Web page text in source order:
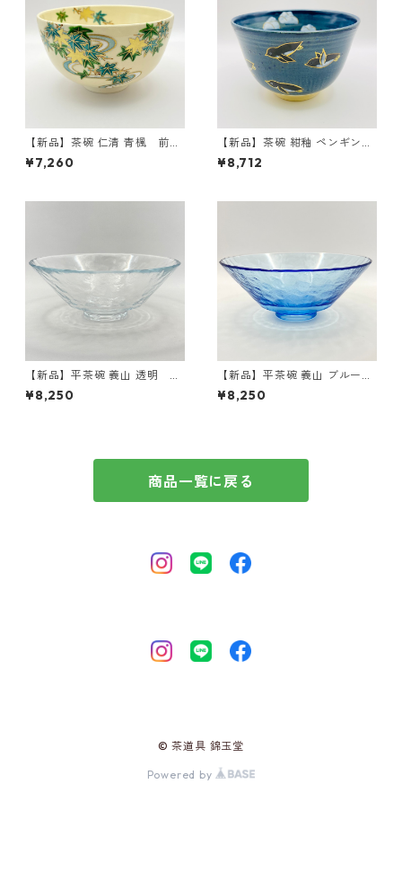
【新品】茶碗 仁清 青楓 前田
瑞雲 紙箱入
¥7,260
【新品】茶碗 紺釉 ペンギン
東山深山 紙箱入
¥8,712
【新品】平茶碗 義山 透明 東
太武朗 紙箱入 耐熱
¥8,250
【新品】平茶碗 義山 ブルー
東太武朗 紙箱入 耐熱
¥8,250
商品一覧に戻る
© 茶道具 錦玉堂
Powered by